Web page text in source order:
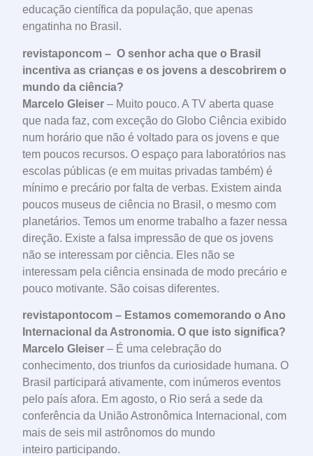
educação científica da população, que apenas
engatinha no Brasil.
revistaponcom – O senhor acha que o Brasil
incentiva as crianças e os jovens a descobrirem o
mundo da ciência?
Marcelo Gleiser – Muito pouco. A TV aberta quase
que nada faz, com exceção do Globo Ciência exibido
num horário que não é voltado para os jovens e que
tem poucos recursos. O espaço para laboratórios nas
escolas públicas (e em muitas privadas também) é
mínimo e precário por falta de verbas. Existem ainda
poucos museus de ciência no Brasil, o mesmo com
planetários. Temos um enorme trabalho a fazer nessa
direção. Existe a falsa impressão de que os jovens
não se interessam por ciência. Eles não se
interessam pela ciência ensinada de modo precário e
pouco motivante. São coisas diferentes.
revistapontocom – Estamos comemorando o Ano
Internacional da Astronomia. O que isto significa?
Marcelo Gleiser – É uma celebração do
conhecimento, dos triunfos da curiosidade humana. O
Brasil participará ativamente, com inúmeros eventos
pelo país afora. Em agosto, o Rio será a sede da
conferência da União Astronômica Internacional, com
mais de seis mil astrônomos do mundo
inteiro participando.